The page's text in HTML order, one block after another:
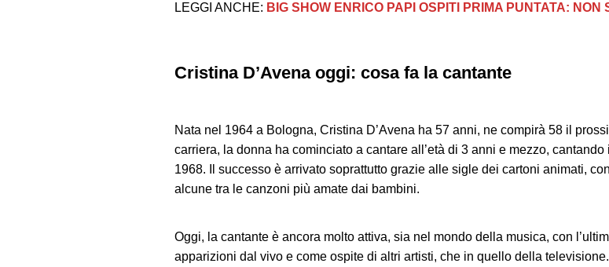
LEGGI ANCHE: BIG SHOW ENRICO PAPI OSPITI PRIMA PUNTATA: NON
Cristina D’Avena oggi: cosa fa la cantante
Nata nel 1964 a Bologna, Cristina D’Avena ha 57 anni, ne compirà 58 il
carriera, la donna ha cominciato a cantare all’età di 3 anni e mezzo,
1968. Il successo è arrivato soprattutto grazie alle sigle dei cartoni animati,
alcune tra le canzoni più amate dai bambini.
Oggi, la cantante è ancora molto attiva, sia nel mondo della musica, con
apparizioni dal vivo e come ospite di altri artisti, che in quello della